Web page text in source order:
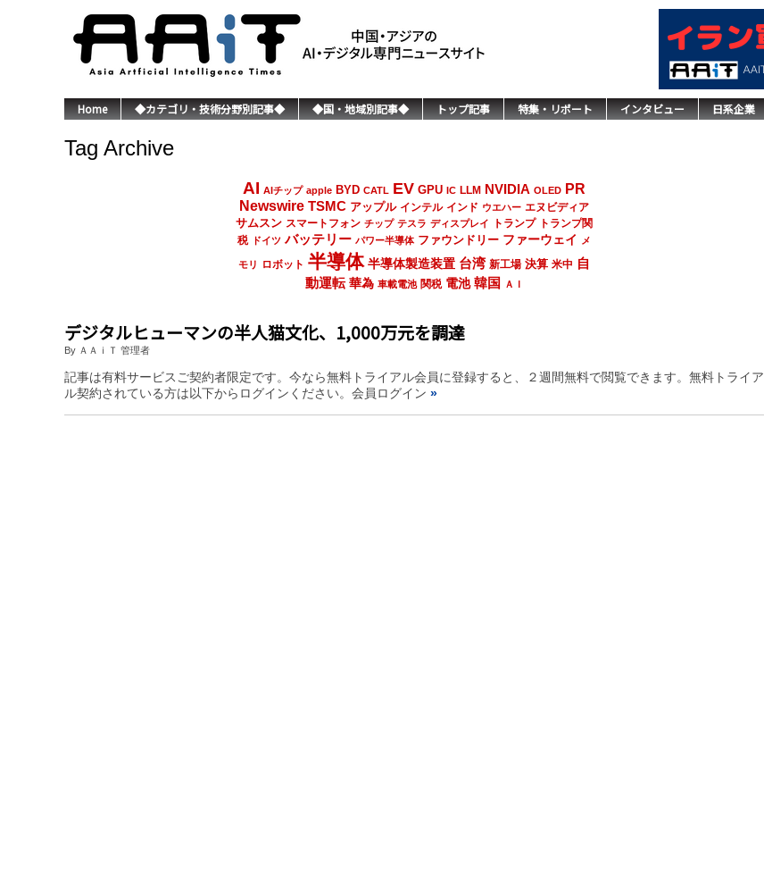
Home ◆カテゴリ・技術分野別記事◆ ◆国・地域別記事◆ トップ記事 特集・リポート インタビュー 日系企業
Tag Archive
AI AIチップ apple BYD CATL EV GPU IC LLM NVIDIA OLED PR
Newswire TSMC アップル インテル インド ウエハー エヌビディア
サムスン スマートフォン チップ テスラ ディスプレイ トランプ
トランプ関
税
ドイツ バッテリー パワー半導体 ファウンドリー ファーウェイ メ
モリ ロボット 半導体 半導体製造装置 台湾 新工場 決算 米中 自
動運転 華為 車載電池 関税 電池 韓国 ＡＩ
デジタルヒューマンの半人猫文化、1,000万元を調達
By ＡＡｉＴ 管理者
記事は有料サービスご契約者限定です。今なら無料トライアル会員に登録すると、２週間無料で閲覧できます。無料トライア
ル契約されている方は以下からログインください。会員ログイン »